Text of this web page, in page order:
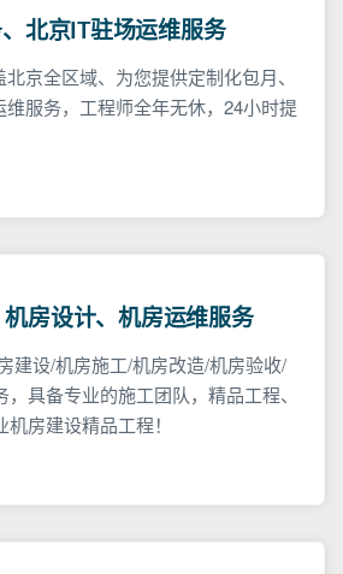
北京IT驻场运维服务
京全区域、为您提供定制化包月、
服务，工程师全年无休，24小时提
房设计、机房运维服务
建设/机房施工/机房改造/机房验收/
具备专业的施工团队，精品工程、
房建设精品工程！